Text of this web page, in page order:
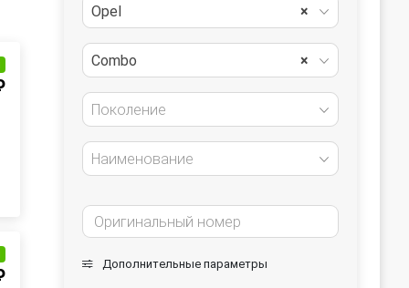
×
Opel
×
Combo
Поколение
Наименование
Дополнительные параметры